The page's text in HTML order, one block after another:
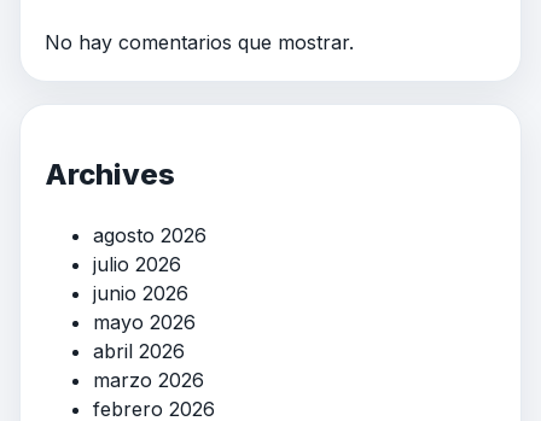
No hay comentarios que mostrar.
Archives
agosto 2026
julio 2026
junio 2026
mayo 2026
abril 2026
marzo 2026
febrero 2026